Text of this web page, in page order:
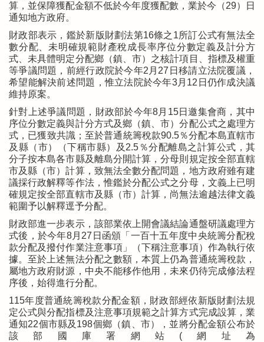
算，並保障獲配金額不低於今年度獲配數，業於今（29）日
通知地方政府。
財政部表示，鑑於新版財劃法第16條之1所訂公式有無法全
數分配、未明確規範財產稅成長率序位分數定義及計分方
式、未具體明定分配鄉（鎮、市）之核計項目、指標及權重
等爭議問題，前經行政院於今年2月27日移請立法院覆議，
希望能解決前述問題，惟立法院於今年3月12日仍作成決議
維持原案。
針對上述爭議問題，財政部於今年8月15日邀集會商，其中
序位分數定義與計分方式及鄉（鎮、市）分配公式之處理方
式，已獲致共識；至於普通統籌稅款90.5％分配本島直轄市
及縣（市）（下稱市縣）及2.5％分配離島之計算公式，其
分子按本島各市縣及離島分開計算，分母則規定按全部直轄
市及縣（市）計算，致無法全數分配問題，地方政府雖有建
議採行政解釋等作法，惟鑑於分配公式之分母，文義上已明
確規定按全部直轄市及縣（市）計算，尚無法逾越法律文義
範圍予以解釋逕予分配。
財政部進一步表示，該部業依上開會議結論通盤研議處理方
式後，於今年8月27日函頒「一百十五年度中央統籌分配稅
款分配及撥付作業注意事項」（下稱注意事項）作為執行依
據。至於上述無法分配之數額，本質上仍為普通統籌稅款，
屬地方政府財源，中央不能移作他用，未來仍待完成修法程
序後，始得進行分配。
115年度普通統籌稅款分配金額，財政部經依新版財劃法規
定公式與分配指標及注意事項規範之計算方式完成設算，業
通知22個市縣及198個鄉（鎮、市），並將分配金額公布於
該部國庫署網站(網址為